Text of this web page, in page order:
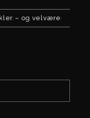
– og velvære